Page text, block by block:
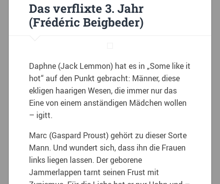
Das verflixte 3. Jahr
(Frédéric Beigbeder)
Daphne (Jack Lemmon) hat es in „Some like it
hot“ auf den Punkt gebracht: Männer, diese
ekligen haarigen Wesen, die immer nur das
Eine von einem anständigen Mädchen wollen
– igitt.
Marc (Gaspard Proust) gehört zu dieser Sorte
Mann. Und wundert sich, dass ihn die Frauen
links liegen lassen. Der geborene
Jammerlappen tarnt seinen Frust mit